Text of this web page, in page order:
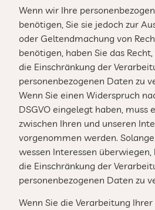
Wenn wir Ihre
benötigen, Sie sie jedoch zur
oder Geltendmachung von
benötigen, haben Sie das
die Einschränkung der
personenbezogenen Daten zu
Wenn Sie einen Widerspruch
DSGVO eingelegt haben, muss
zwischen Ihren und unseren
vorgenommen werden.
wessen Interessen überwiegen,
die Einschränkung der
personenbezogenen Daten zu
Wenn Sie die Verarbeitung